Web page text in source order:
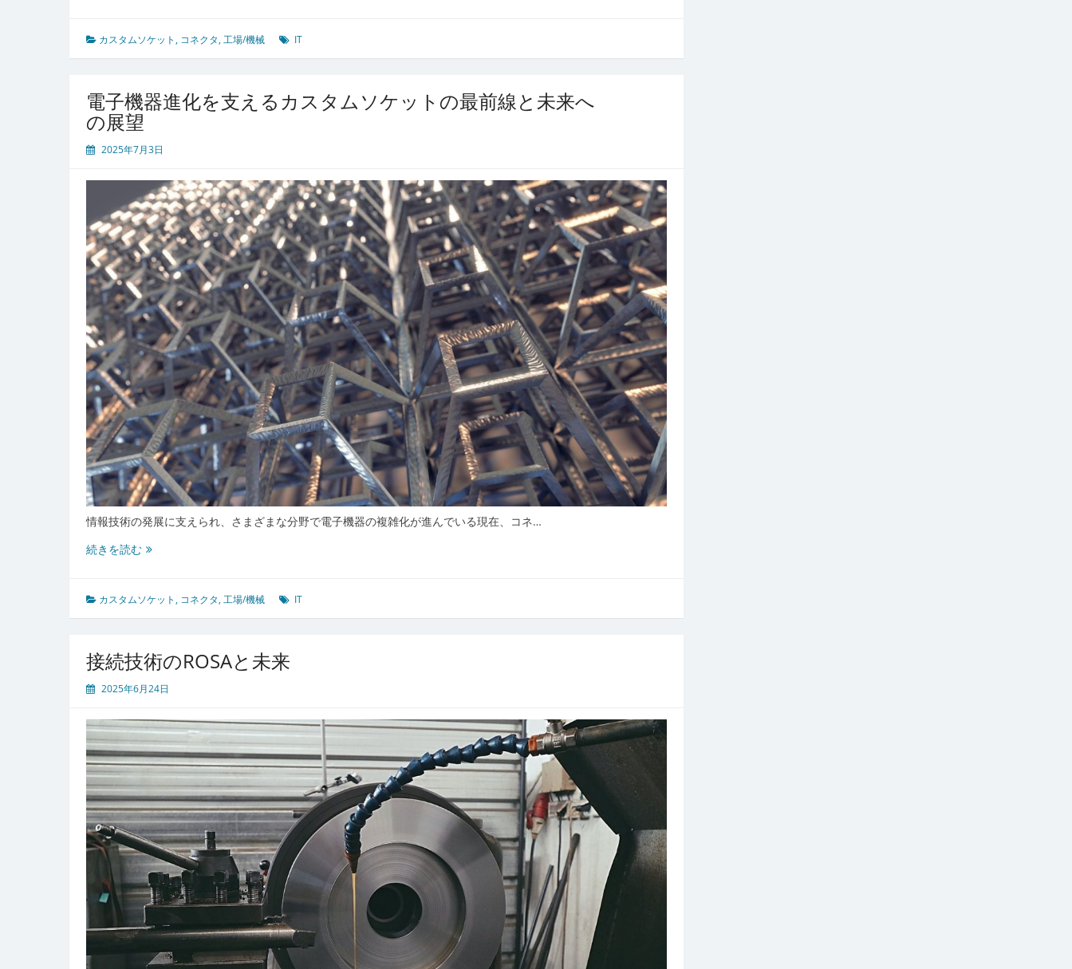
す
る
器
を
え
カ
ス
タ
ム
ソ
ケ
ッ
ト
の
革
新
と
そ
の
技
術
的
価
値
向
上
カスタムソケット , コネクタ,工場/機械 IT
電子機器進化を支えるカスタムソケットの最前線と未来へ
の展望
2025年7月3日
情報技術の発展に支えられ、さまざまな分野で電子機器の複雑化が進んでいる現在、コネ…
続きを読む電
器
進
支
え
る
カ
ス
タ
ム
ソ
ケ
ッ
ト
の
最
前
線
と
未
来
カスタムソケット , コネクタ,工場/機械 IT
接続技術のROSAと未来
2025年6月24日